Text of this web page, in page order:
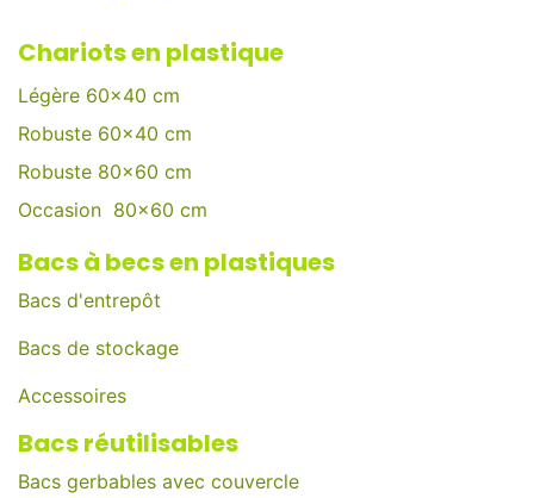
Chariots en plastique
Légère 60x40 cm
Robuste 60x40 cm
Robuste 80x60 cm
Occasion 80x60 cm
Bacs à becs en plastiques
Bacs d'entrepôt
Bacs de stockage
Accessoires
Bacs réutilisables
Bacs gerbables avec couvercle